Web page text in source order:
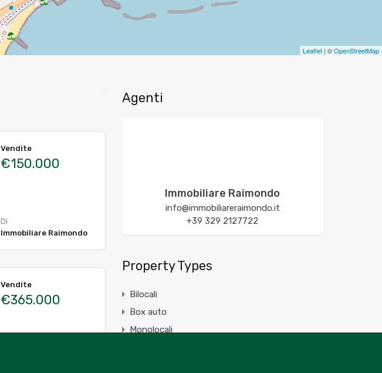
Leaflet | ©OpenStreetMap
Vendite
€150.000
Di
Immobiliare Raimondo
Vendite
€365.000
Agenti
Immobiliare Raimondo
info@immobiliareraimondo.it
+39 329 2127722
Property Types
Bilocali
Box auto
Monolocali